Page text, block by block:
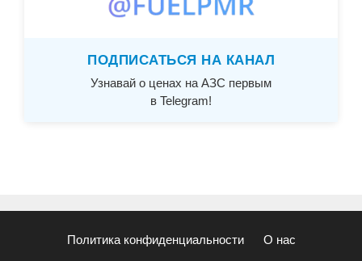
ПОДПИСАТЬСЯ НА КАНАЛ
Узнавай о ценах на АЗС первым
в Telegram!
Политика конфиденциальности О нас